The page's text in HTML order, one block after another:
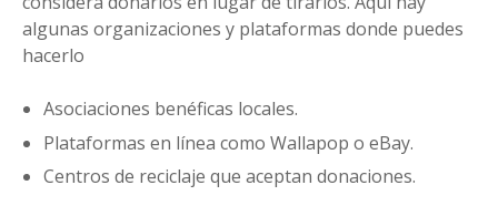
algunas organizaciones y plataformas donde puedes
hacerlo
Asociaciones benéficas locales.
Plataformas en línea como Wallapop o eBay.
Centros de reciclaje que aceptan donaciones.